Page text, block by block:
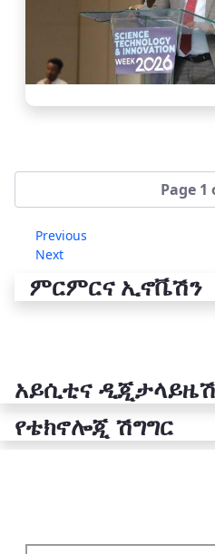
Page 1
Previous
Next
ምርምርና ኢኖቬሽን
አይሲቲና
የቴክኖሎጂ ሽግግር